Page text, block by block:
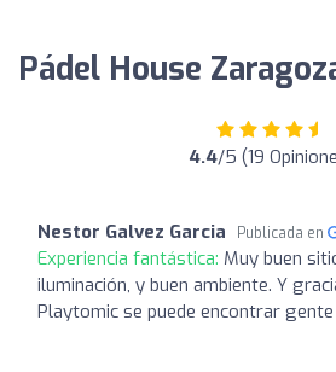
Pádel House
4.4/5 (19
Nestor Galvez Garcia Publicada en
Experiencia fantástica: Muy buen
iluminación, y buen ambiente. Y
Playtomic se puede encontrar